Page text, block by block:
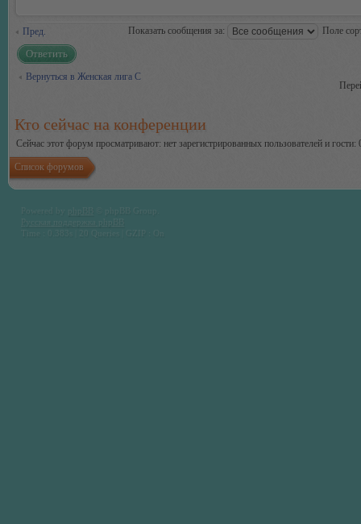
Пред. Показать сообщения за: Поле
Ответить
Вернуться в Женская лига С
Кто сейчас на конференции
Сейчас этот форум просматривают: нет зарегистрированных пользователей и гости:
Список форумов
Time : 0.383s | 20 Queries | GZIP : On